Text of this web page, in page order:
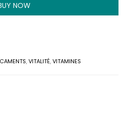
NOW
,VITALITÉ,VITAMINES